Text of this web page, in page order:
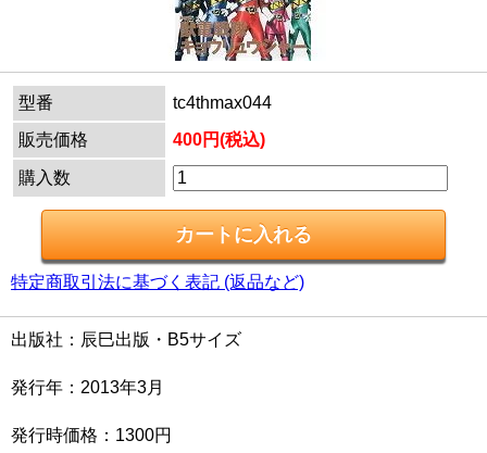
型番
tc4thmax044
販売価格
400円(税込)
購入数
特定商取引法に基づく表記 (返品など)
出版社：辰巳出版・B5サイズ
発行年：2013年3月
発行時価格：1300円